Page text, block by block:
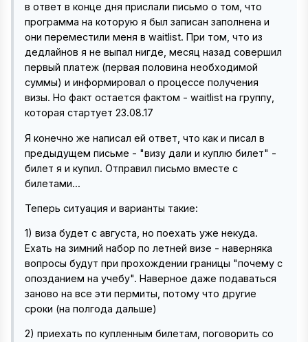
в ответ в конце дня прислали письмо о том, что
программа на которую я был записан заполнена и
они переместили меня в waitlist. При том, что из
дедлайнов я не выпал нигде, месяц назад совершил
первый платеж (первая половина необходимой
суммы) и информировал о процессе получения
визы. Но факт остается фактом - waitlist на группу,
которая стартует 23.08.17
Я конечно же написал ей ответ, что как и писал в
предыдущем письме - "визу дали и куплю билет" -
билет я и купил. Отправил письмо вместе с
билетами...
Теперь ситуация и варианты такие:
1) виза будет с августа, но поехать уже некуда.
Ехать на зимний набор по летней визе - наверняка
вопросы будут при прохождении границы "почему с
опозданием на учебу". Наверное даже подаваться
заново на все эти пермиты, потому что другие
сроки (на полгода дальше)
2) приехать по купленным билетам, поговорить со